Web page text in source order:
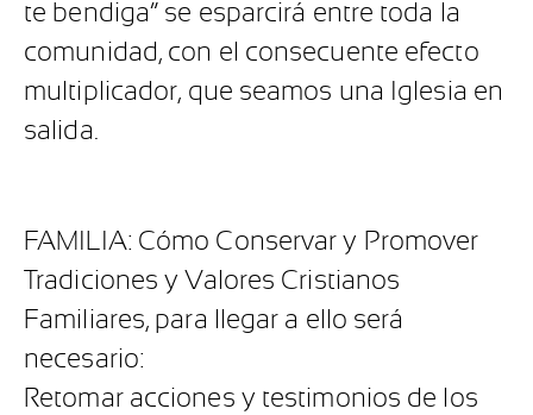
te bendiga” se esparcirá entre toda la
comunidad, con el consecuente efecto
multiplicador, que seamos una Iglesia en
salida.
FAMILIA: Cómo Conservar y Promover
Tradiciones y Valores Cristianos
Familiares, para llegar a ello será
necesario:
Retomar acciones y testimonios de los